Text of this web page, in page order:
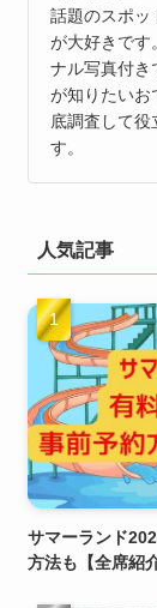
話題のスポッ
が大好きです
ナル写真付き
が知りたいお
底調査して役
す。
人気記事
サマーランド
方法も【全席紹介